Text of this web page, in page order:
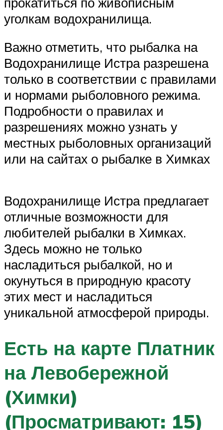
уголкам водохранилища.
Важно отметить, что рыбалка на
Водохранилище Истра разрешена
только в соответствии с правилами
и нормами рыболовного режима.
Подробности о правилах и
разрешениях можно узнать у
местных рыболовных организаций
или на сайтах о рыбалке в Химках
Водохранилище Истра предлагает
отличные возможности для
любителей рыбалки в Химках.
Здесь можно не только
насладиться рыбалкой, но и
окунуться в природную красоту
этих мест и насладиться
уникальной атмосферой природы.
Есть на карте Платник
на Левобережной
(Химки)
(Просматривают: 15)